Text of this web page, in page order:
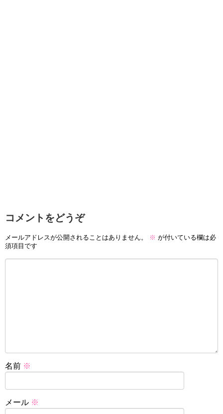
コメントをどうぞ
メールアドレスが公開されることはありません。 ※ が付いている欄は必
須項目です
名前 ※
メール ※